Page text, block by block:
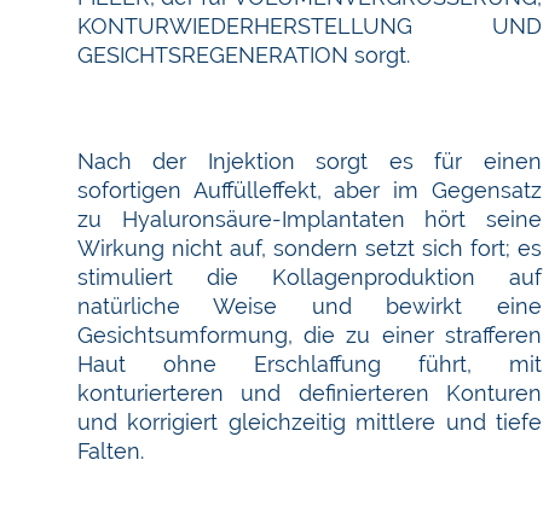
KONTURWIEDERHERSTELLUNG UND
GESICHTSREGENERATION sorgt.
Nach der Injektion sorgt es für einen
sofortigen Auffülleffekt, aber im Gegensatz
zu Hyaluronsäure-Implantaten hört seine
Wirkung nicht auf, sondern setzt sich fort; es
stimuliert die Kollagenproduktion auf
natürliche Weise und bewirkt eine
Gesichtsumformung, die zu einer strafferen
Haut ohne Erschlaffung führt, mit
konturierteren und definierteren Konturen
und korrigiert gleichzeitig mittlere und tiefe
Falten.